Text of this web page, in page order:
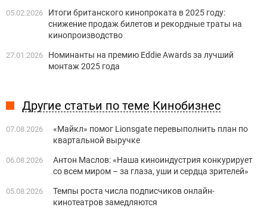
05.02.2026
Итоги британского кинопроката в 2025 году:
снижение продаж билетов и рекордные траты на
кинопроизводство
27.01.2026
Номинанты на премию Eddie Awards за лучший
монтаж 2025 года
Другие статьи по теме Кинобизнес
07.08.2026
«Майкл» помог Lionsgate перевыполнить план по
квартальной выручке
06.08.2026
Антон Маслов: «Наша киноиндустрия конкурирует
со всем миром – за глаза, уши и сердца зрителей»
05.08.2026
Темпы роста числа подписчиков онлайн-
кинотеатров замедляются